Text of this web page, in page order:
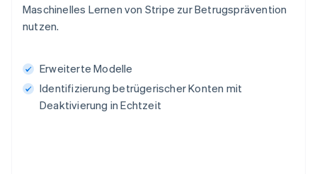
Maschinelles Lernen von Stripe zur Betrugsprävention
nutzen.
Erweiterte Modelle
Identifizierung betrügerischer Konten mit
Deaktivierung in Echtzeit